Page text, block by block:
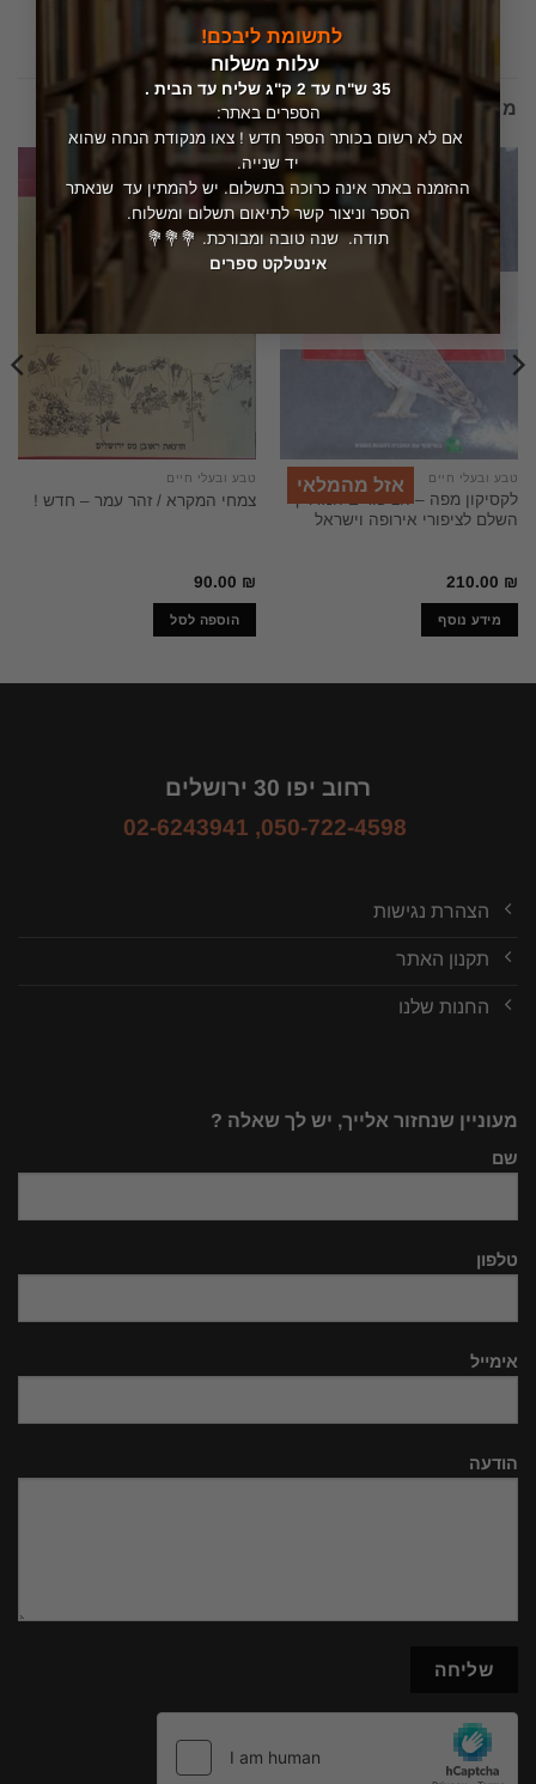
לתשומת ליבכם!
עלות משלוח
35 ש"ח עד 2 ק"ג שליח עד הבית .
הספרים באתר:
אם לא רשום בכותר הספר חדש ! צאו מנקודת הנחה שהוא
יד שנייה.
ההזמנה באתר אינה כרוכה בתשלום. יש להמתין עד שנאתר
הספר וניצור קשר לתיאום תשלום ומשלוח.
תודה. שנה טובה ומבורכת. 💐💐💐
אינטלקט ספרים
מוצרים קשורים
אזל מהמלאי טבע ובעלי חיים
לקסיקון מפה – הציפורים המדריך
השלם לציפורי אירופה וישראל
210.00 ₪
מידע נוסף
טבע ובעלי חיים
צמחי המקרא / זהר עמר – חדש !
90.00 ₪
הוספה לסל
רחוב יפו 30 ירושלים
050-722-4598
,
02-6243941
הצהרת נגישות
תקנון האתר
החנות שלנו
מעוניין שנחזור אלייך, יש לך שאלה ?
שם
טלפון
אימייל
הודעה